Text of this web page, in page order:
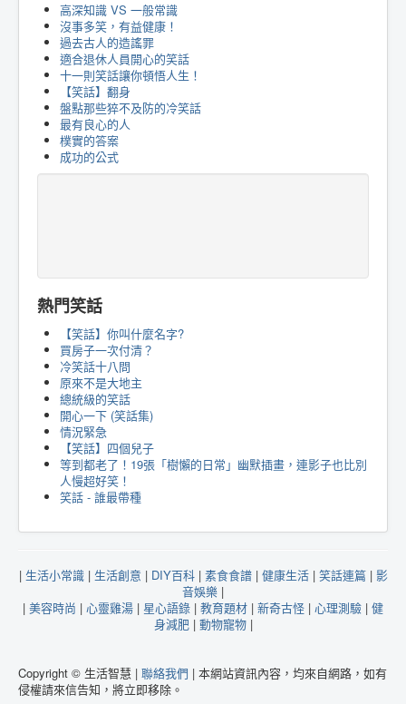
高深知識 VS 一般常識
沒事多笑，有益健康！
過去古人的造謠罪
適合退休人員開心的笑話
十一則笑話讓你頓悟人生！
【笑話】翻身
盤點那些猝不及防的冷笑話
最有良心的人
樸實的答案
成功的公式
熱門笑話
【笑話】你叫什麼名字?
買房子一次付清？
冷笑話十八問
原來不是大地主
總統級的笑話
開心一下 (笑話集)
情況緊急
【笑話】四個兒子
等到都老了！19張「樹懶的日常」幽默插畫，連影子也比別
人慢超好笑！
笑話 - 誰最帶種
| 生活小常識| 生活創意 | DIY百科| 素食食譜| 健康生活| 笑話連篇| 影
音娛樂 |
| 美容時尚 | 心靈雞湯 | 星心語錄 | 教育題材 | 新奇古怪 | 心理測驗 | 健
身減肥| 動物寵物|
Copyright © 生活智慧 | 聯絡我們 | 本網站資訊內容，均來自網路，如有
侵權請來信告知，將立即移除。